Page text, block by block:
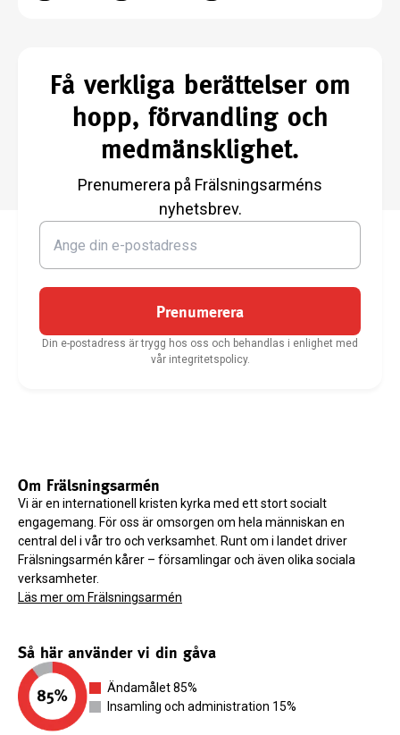
Få verkliga berättelser om
hopp, förvandling och
medmänsklighet.
Prenumerera på Frälsningsarméns
nyhetsbrev.
Prenumerera
Din e-postadress är trygg hos oss och behandlas i enlighet med
vår integritetspolicy.
Om Frälsningsarmén
Vi är en internationell kristen kyrka med ett stort socialt
engagemang. För oss är omsorgen om hela människan en
central del i vår tro och verksamhet. Runt om i landet driver
Frälsningsarmén kårer – församlingar och även olika sociala
verksamheter.
Läs mer om Frälsningsarmén
Så här använder vi din gåva
Ändamålet 85%
Insamling och administration 15%